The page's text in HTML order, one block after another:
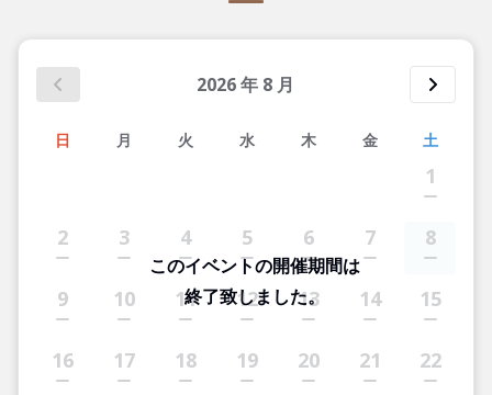
2026年 8 月
日 月 火 水 木 金 土
1
2 3 4 5 6 7 8
9 10 11 12 13 14 15
16 17 18 19 20 21 22
このイベントの開催期間は
終了致しました。